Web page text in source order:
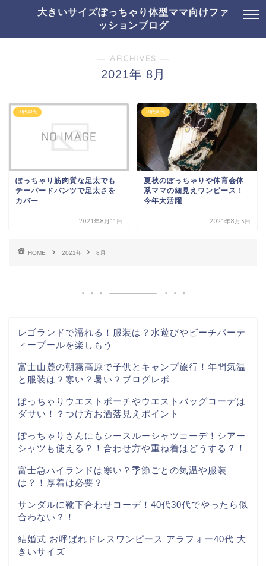
大きいサイズぽっちゃり体型ママ向けファ
ッションブログ
― ARCHIVES ―
2021年 8月
30代40代
ぽっちゃり筋肉質な足太でも
テーパードパンツで足太さを
カバー
2021年8月11日
30代40代
夏秋のぽっちゃりや体育会体
系ママの細見えワンピース！
今年大活躍
2021年8月3日
HOME 2021年 8月
レゴランドで濡れる！服装は？水遊びやビーチパーテ
ィープールを楽しもう
富士山麓の朝霧高原で子供とキャンプ旅行！年間気温
と服装は？寒い？暑い？ブログレポ
ぽっちゃりウエストポーチやウエストバッグコーデは
ダサい！？つけ方お洒落見えポイント
ぽっちゃりさんにもシースルーシャツコーデ！シアー
シャツも使える？！合わせ方や重ね着はどうする？！
富士急ハイランドは寒い？季節ごとの気温や服装
は？！厚着は必要？
サンダルに靴下合わせコーデ！40代30代でやったら似
合わない？！
結婚式 お呼ばれドレスワンピース アラフォー40代 大
きいサイズ